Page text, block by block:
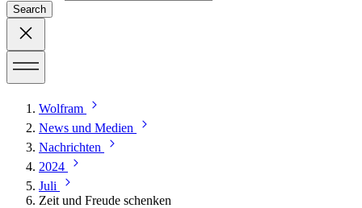
Search
Wolfram
News und Medien
Nachrichten
2024
Juli
Zeit und Freude schenken